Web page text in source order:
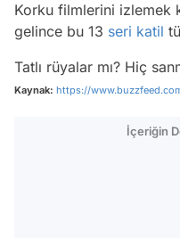
Korku filmlerini izlemek
gelince bu 13 seri katil
Tatlı rüyalar mı? Hiç
Kaynak: https://
İçeriğin